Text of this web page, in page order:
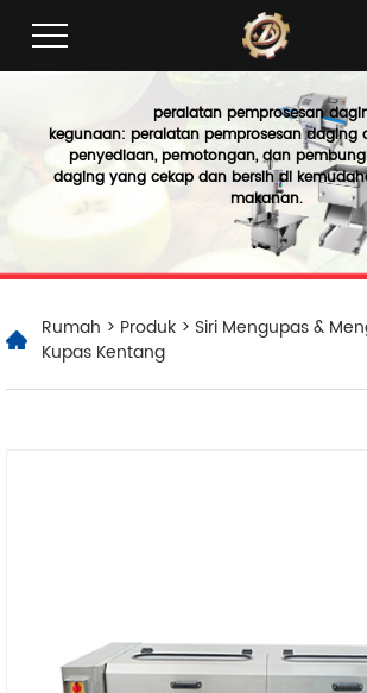
peralatan pemprosesan
kegunaan: peralatan pemprosesan daging
penyediaan, pemotongan, dan
daging yang cekap dan bersih di
makanan.
Rumah > Produk > Siri Mengupas &
Kupas Kentang